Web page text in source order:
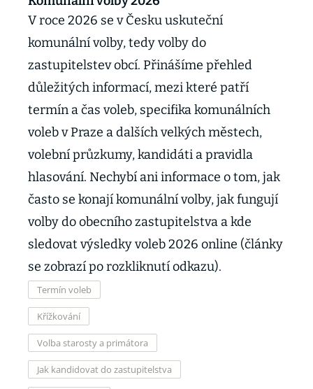
V roce 2026 se v Česku uskuteční
komunální volby, tedy volby do
zastupitelstev obcí. Přinášíme přehled
důležitých informací, mezi které patří
termín a čas voleb, specifika komunálních
voleb v Praze a dalších velkých městech,
volební průzkumy, kandidáti a pravidla
hlasování. Nechybí ani informace o tom, jak
často se konají komunální volby, jak fungují
volby do obecního zastupitelstva a kde
sledovat výsledky voleb 2026 online (články
se zobrazí po rozkliknutí odkazu).
Termín voleb
Křížkování
Volba starosty a primátora
Jak kandidovat do zastupitelstva